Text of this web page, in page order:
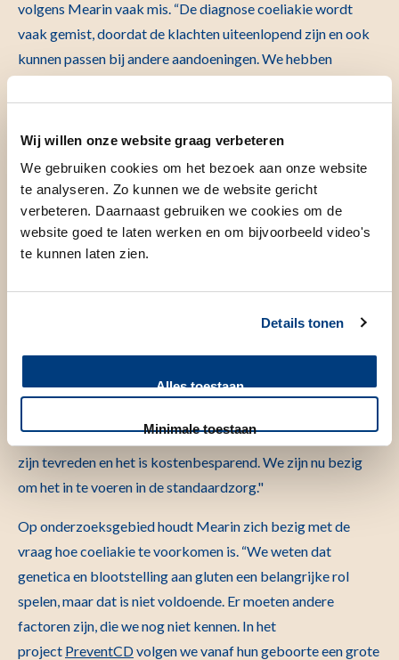
Wij willen onze website graag verbeteren
We gebruiken cookies om het bezoek aan onze website
te analyseren. Zo kunnen we de website gericht
verbeteren. Daarnaast gebruiken we cookies om de
website goed te laten werken en om bijvoorbeeld video's
te kunnen laten zien.
Details tonen
Alles toestaan
Minimale toestaan
volgens Mearin vaak mis. “De diagnose coeliakie wordt
vaak gemist, doordat de klachten uiteenlopend zijn en ook
kunnen passen bij andere aandoeningen. We hebben
waarschijnlijk maken of kunnen aantonen, maar dan moet er
wel eerst aan de ziekte worden gedacht.” Nascholing van
op haar agenda.
Webcamconsult
hebben op de
webcam-consulten. Patiënten vertellen vanuit huis hoe het
leven. Dit werkt goed: patiënten, hun ouders en de artsen
zijn tevreden en het is kostenbesparend. We zijn nu bezig
om het in te voeren in de standaardzorg."
Op onderzoeksgebied houdt Mearin zich bezig met de
vraag hoe coeliakie te voorkomen is. “We weten dat
genetica en blootstelling aan gluten een belangrijke rol
spelen, maar dat is niet voldoende. Er moeten andere
factoren zijn, die we nog niet kennen. In het
project PreventCDvolgen we vanaf hun geboorte een grote